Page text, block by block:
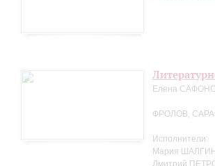
Елена
ФРОЛОВ,
Исполнители:
Мария
Дмитрий